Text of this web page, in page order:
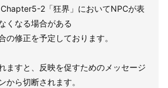
Chapter5-2「狂界」においてNPCが表
くなる場合がある
の修正を予定しております。
ますと、反映を促すためのメッセージ
から切断されます。